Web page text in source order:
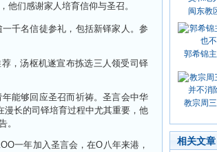
他们感谢家人培育信仰与圣召。
千名信徒参礼，包括新铎家人。参
，汤枢机遂宣布拣选三人领受司铎
能够回应圣召而祈祷。圣言会中华
漫长的司铎培育过程中尤其重要，他
。
一年加入圣言会，在O八年来港，
闽东教
郭希锦
教宗周
相关文章